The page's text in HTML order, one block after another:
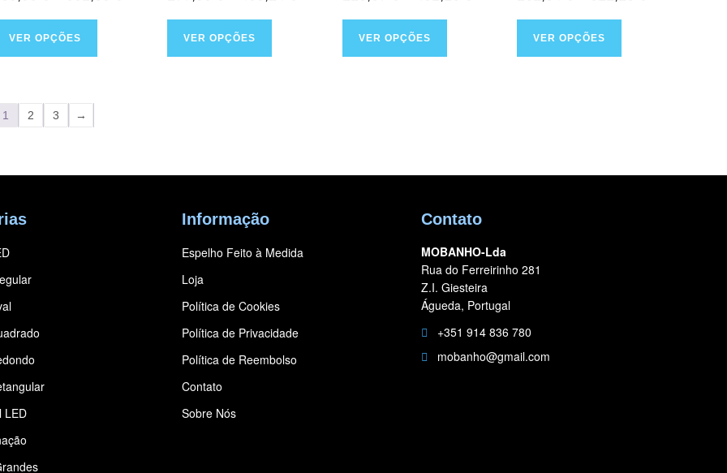
VER OPÇÕES VER OPÇÕES VER OPÇÕES VER OPÇÕES
1 2 3 →
LED
Informação
Espelho Feito à Medida
Loja
Política de Cookies
Política de Privacidade
Política de Reembolso
Contato
Sobre Nós
Contato
MOBANHO-Lda
Rua do Ferreirinho 281
Z.I. Giesteira
Águeda, Portugal
+351 914 836 780
mobanho@gmail.com